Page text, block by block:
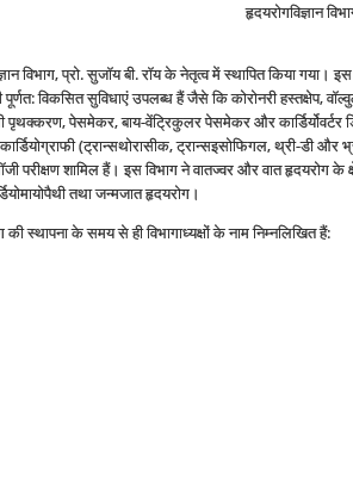
हृदयरोगविज्ञान
विभाग, प्रो. सुजॉय बी. रॉय के नेतृत्व में स्थापित किया गया।
विकसित सुविधाएं उपलब्ध हैं जैसे कि कोरोनरी हस्तक्षेप,
पृथक्करण, पेसमेकर, बाय-वेंट्रिकुलर पेसमेकर और
(ट्रान्सथोरासीक, ट्रान्सइसोफिगल, थ्री-डी
परीक्षण शामिल हैं। इस विभाग ने वातज्वर और वात हृदयरोग
तथा जन्मजात हृदयरोग।
की स्थापना के समय से ही विभागाध्यक्षों के नाम निम्नलिखित हैं: